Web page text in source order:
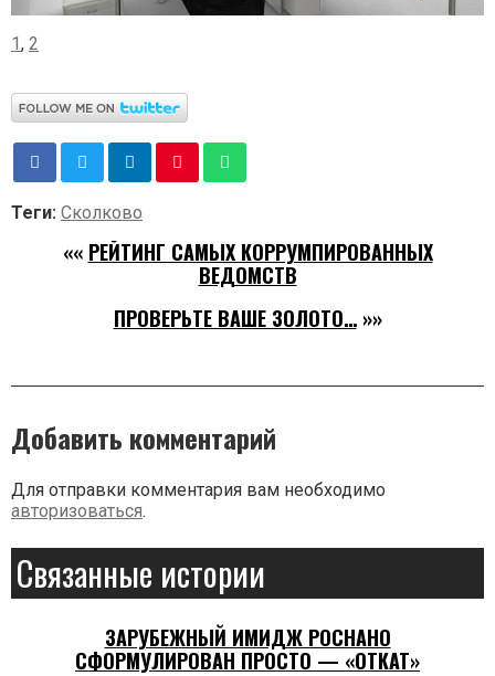
1, 2
Теги: Сколково
«« РЕЙТИНГ САМЫХ КОРРУМПИРОВАННЫХ
ВЕДОМСТВ
ПРОВЕРЬТЕ ВАШЕ ЗОЛОТО…»»
Добавить комментарий
Для отправки комментария вам необходимо
авторизоваться.
Связанные истории
ЗАРУБЕЖНЫЙ ИМИДЖ РОСНАНО
СФОРМУЛИРОВАН ПРОСТО — «ОТКАТ»